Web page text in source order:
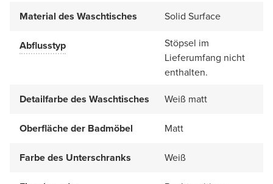
Material des Waschtisches Solid Surface
Abflusstyp
Stöpsel im
Lieferumfang nicht
enthalten.
Detailfarbe des Waschtisches
Weiß matt
Oberfläche der Badmöbel Matt
Farbe des Unterschranks Weiß